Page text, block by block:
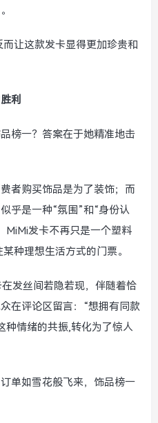
让这款发卡显得更加珍贵和
利
榜一？答案在于她精准地击
者购买饰品是为了装饰；而
乎是一种“氛围”和“身份认
MiMi发卡不再只是一个塑料
种理想生活方式的门票。
发丝间若隐若现，伴随着恰
在评论区留言：“想拥有同款
种情绪的共振,转化为了惊人
单如雪花般飞来，饰品榜一